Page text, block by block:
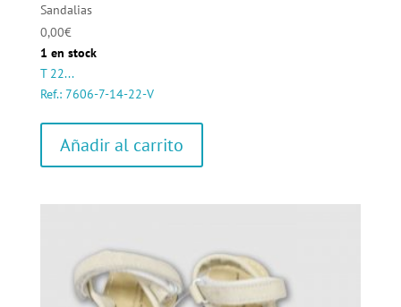
Sandalias
0,00€
1 en stock
T 22...
Ref.: 7606-7-14-22-V
Añadir al carrito